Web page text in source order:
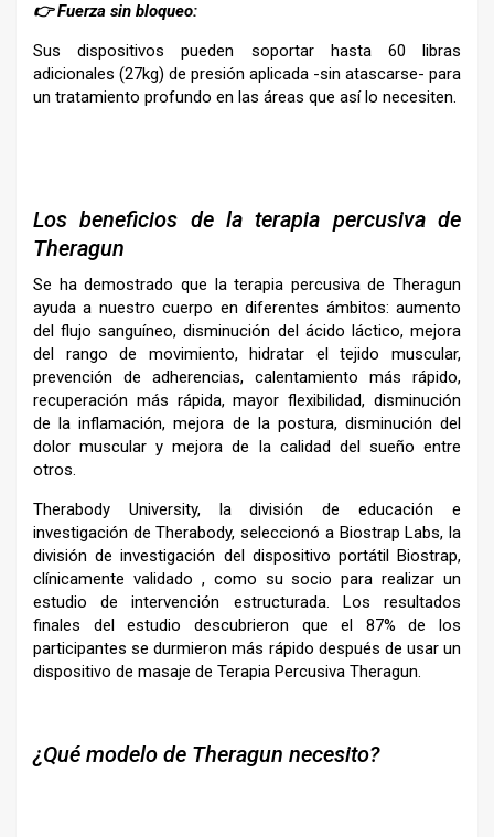
👉 Fuerza sin bloqueo:
Sus dispositivos pueden soportar hasta 60 libras
adicionales (27kg) de presión aplicada -sin atascarse- para
un tratamiento profundo en las áreas que así lo necesiten.
Los beneficios de la terapia percusiva de
Theragun
Se ha demostrado que la terapia percusiva de Theragun
ayuda a nuestro cuerpo en diferentes ámbitos: aumento
del flujo sanguíneo, disminución del ácido láctico, mejora
del rango de movimiento, hidratar el tejido muscular,
prevención de adherencias, calentamiento más rápido,
recuperación más rápida, mayor flexibilidad, disminución
de la inflamación, mejora de la postura, disminución del
dolor muscular y mejora de la calidad del sueño entre
otros.
Therabody University, la división de educación e
investigación de Therabody, seleccionó a Biostrap Labs, la
división de investigación del dispositivo portátil Biostrap,
clínicamente validado , como su socio para realizar un
estudio de intervención estructurada. Los resultados
finales del estudio descubrieron que el 87% de los
participantes se durmieron más rápido después de usar un
dispositivo de masaje de Terapia Percusiva Theragun.
¿Qué modelo de Theragun necesito?